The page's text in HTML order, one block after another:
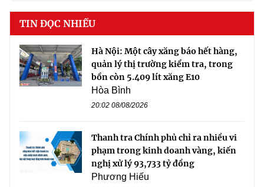
TIN ĐỌC NHIỀU
Hà Nội: Một cây xăng báo hết hàng,
quản lý thị trường kiểm tra, trong
bồn còn 5.409 lít xăng E10
Hòa Bình
20:02 08/08/2026
Thanh tra Chính phủ chỉ ra nhiều vi
phạm trong kinh doanh vàng, kiến
nghị xử lý 93,733 tỷ đồng
Phương Hiếu